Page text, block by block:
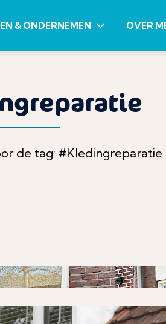
& ONDERNEMEN OVER
de tag: #Kledingreparatie